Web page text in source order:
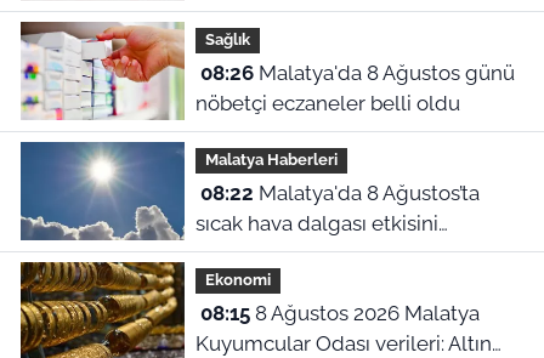
Ağustos namaz vakitleri
Sağlık
08:26Malatya'da 8 Ağustos günü
nöbetçi eczaneler belli oldu
Malatya Haberleri
08:22
sıcak hava dalgası etkisini
sürdürüyor
Ekonomi
08:158 Ağustos 2026 Malatya
Kuyumcular Odası verileri: Altın